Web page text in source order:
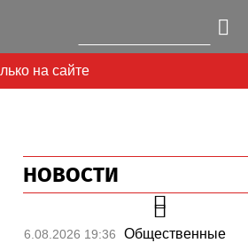
на сайте
НОВОСТИ
6.08.2026 19:36
Общественные